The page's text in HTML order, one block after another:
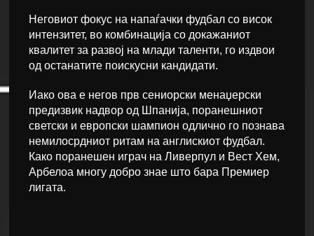
Неговиот фокус на напаѓачки фудбал со висок
интензитет, во комбинација со докажаниот
квалитет за развој на млади таленти, го издвои
од останатите поискусни кандидати.
Иако ова е негов прв сениорски менаџерски
предизвик надвор од Шпанија, поранешниот
светски и европски шампион одлично го познава
немилосрдниот ритам на англискиот фудбал.
Како поранешен играч на Ливерпул и Вест Хем,
Арбелоа многу добро знае што бара Премиер
лигата.